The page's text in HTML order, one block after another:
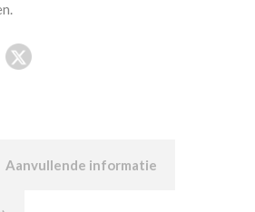
Aanvullende informatie